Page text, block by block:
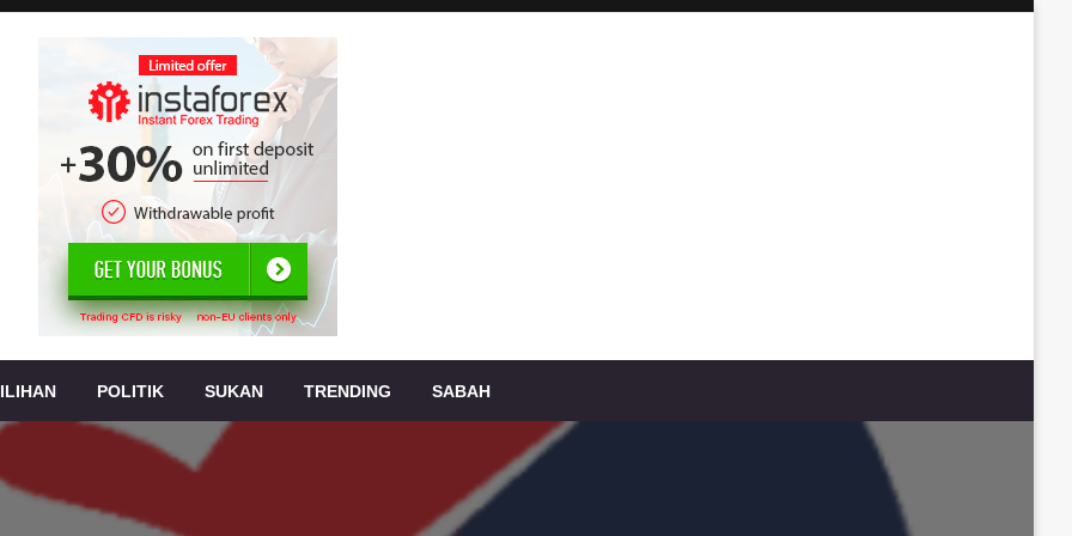
POLITIK SUKAN TRENDING SABAH